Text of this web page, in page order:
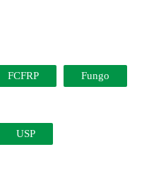
FCFRP Fungo
USP